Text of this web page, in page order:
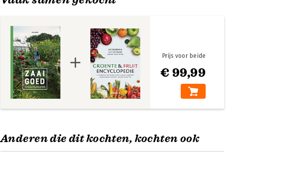
€ 99,99
Prijs voor beide
Anderen die dit kochten, kochten ook